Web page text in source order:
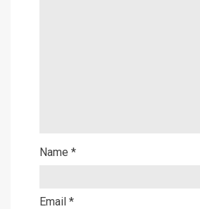
Name *
Email *